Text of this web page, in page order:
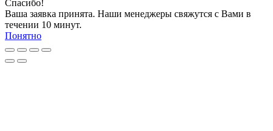
Спасибо!
Ваша заявка принята. Наши менеджеры свяжутся с Вами в
течении 10 минут.
Понятно